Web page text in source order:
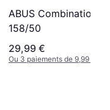
ABUS Combination
158/50
29,99 €
Ou 3 paiements de 9,99 €